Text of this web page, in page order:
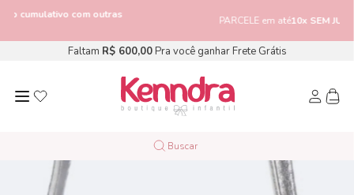
com outras PARCELE em até10x SEM JUROS
Faltam R$ 600,00Pra você ganhar Frete Grátis